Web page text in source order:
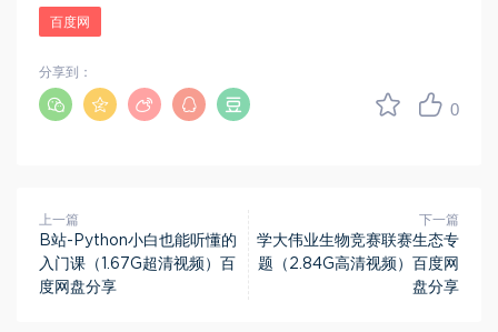
百度网
0
分享到：
上一篇
B站-Python小白也能听懂的
入门课（1.67G超清视频）百
度网盘分享
下一篇
学大伟业生物竞赛联赛生态专
题（2.84G高清视频）百度网
盘分享